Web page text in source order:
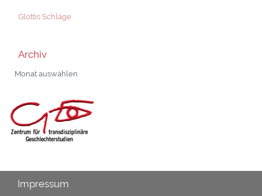
Glottis Schläge
Archiv
Archiv
Impressum